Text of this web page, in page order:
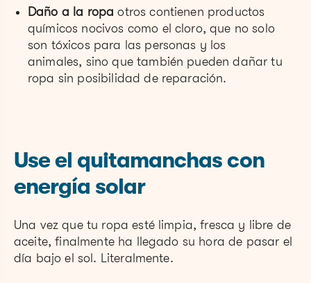
Daño a la ropaotros contienen productos
químicos nocivos como el cloro, que no solo
son tóxicos para las personas y los
animales, sino que también pueden dañar tu
ropa sin posibilidad de reparación.
Use el quitamanchas con
energía solar
Una vez que tu ropa esté limpia, fresca y libre de
aceite, finalmente ha llegado su hora de pasar el
día bajo el sol. Literalmente.